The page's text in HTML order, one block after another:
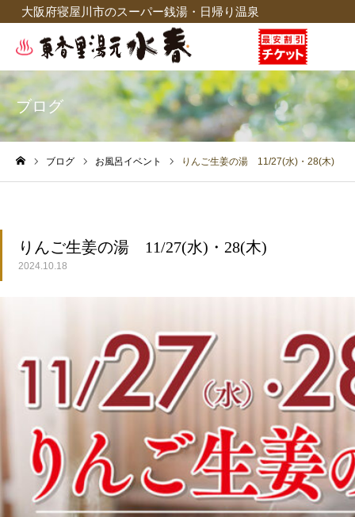
大阪府寝屋川市のスーパー銭湯・日帰り温泉
ブログ
ブログ お風呂イベント りんご生姜の湯 11/27(水)・28(木)
りんご生姜の湯 11/27(水)・28(木)
2024.10.18